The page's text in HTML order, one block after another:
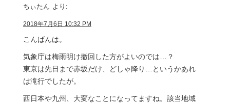
ちぃたん より:
2018年7月6日 10:32 PM
こんばんは。
気象庁は梅雨明け撤回した方がよいのでは…？
東京は先日まで赤坂だけ、どしゃ降り…というかあれ
は滝行でしたが。
西日本や九州、大変なことになってますね。該当地域